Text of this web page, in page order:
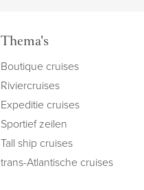
Thema's
Boutique cruises
Riviercruises
Expeditie cruises
Sportief zeilen
Tall ship cruises
trans-Atlantische cruises